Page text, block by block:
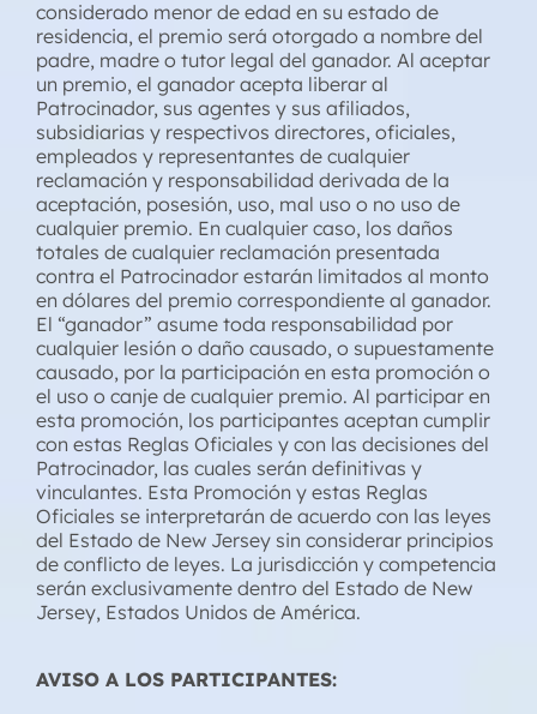
considerado menor de edad en su estado de
residencia, el premio será otorgado a nombre del
padre, madre o tutor legal del ganador. Al aceptar
un premio, el ganador acepta liberar al
Patrocinador, sus agentes y sus afiliados,
subsidiarias y respectivos directores, oficiales,
empleados y representantes de cualquier
reclamación y responsabilidad derivada de la
aceptación, posesión, uso, mal uso o no uso de
cualquier premio. En cualquier caso, los daños
totales de cualquier reclamación presentada
contra el Patrocinador estarán limitados al monto
en dólares del premio correspondiente al ganador.
El “ganador” asume toda responsabilidad por
cualquier lesión o daño causado, o supuestamente
causado, por la participación en esta promoción o
el uso o canje de cualquier premio. Al participar en
esta promoción, los participantes aceptan cumplir
con estas Reglas Oficiales y con las decisiones del
Patrocinador, las cuales serán definitivas y
vinculantes. Esta Promoción y estas Reglas
Oficiales se interpretarán de acuerdo con las leyes
del Estado de New Jersey sin considerar principios
de conflicto de leyes. La jurisdicción y competencia
serán exclusivamente dentro del Estado de New
Jersey, Estados Unidos de América.
AVISO A LOS PARTICIPANTES: